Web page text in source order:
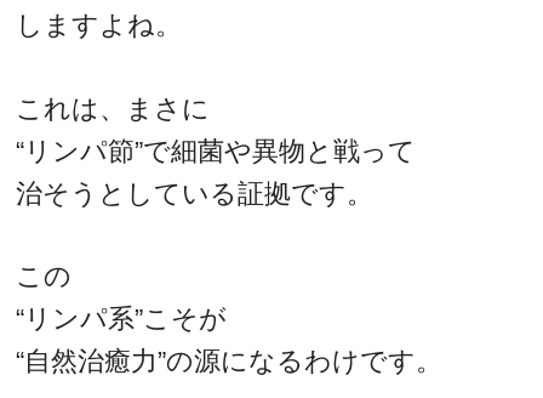
しますよね。
これは、まさに
“リンパ節”で細菌や異物と戦って
治そうとしている証拠です。
この
“リンパ系”こそが
“自然治癒力”の源になるわけです。